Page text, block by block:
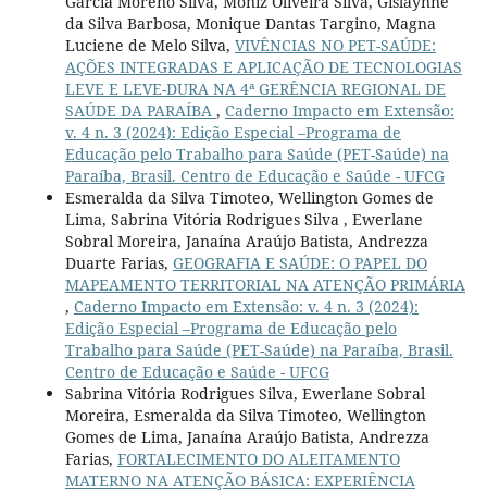
da Silva Barbosa, Monique Dantas Targino, Magna
Luciene de Melo Silva, VIVÊNCIAS NO PET-SAÚDE:
AÇÕES INTEGRADAS E APLICAÇÃO DE TECNOLOGIAS
LEVE E LEVE-DURA NA 4ª GERÊNCIA REGIONAL DE
SAÚDE DA PARAÍBA , Caderno Impacto em Extensão:
v. 4 n. 3 (2024): Edição Especial –Programa de
Educação pelo Trabalho para Saúde (PET-Saúde) na
Paraíba, Brasil. Centro de Educação e Saúde - UFCG
Esmeralda da Silva Timoteo, Wellington Gomes de
Lima, Sabrina Vitória Rodrigues Silva , Ewerlane
Sobral Moreira, Janaína Araújo Batista, Andrezza
Duarte Farias, GEOGRAFIA E SAÚDE: O PAPEL DO
MAPEAMENTO TERRITORIAL NA ATENÇÃO PRIMÁRIA
, Caderno Impacto em Extensão: v. 4 n. 3 (2024):
Edição Especial –Programa de Educação pelo
Trabalho para Saúde (PET-Saúde) na Paraíba, Brasil.
Centro de Educação e Saúde - UFCG
Sabrina Vitória Rodrigues Silva, Ewerlane Sobral
Moreira, Esmeralda da Silva Timoteo, Wellington
Gomes de Lima, Janaína Araújo Batista, Andrezza
Farias, FORTALECIMENTO DO ALEITAMENTO
MATERNO NA ATENÇÃO BÁSICA: EXPERIÊNCIA